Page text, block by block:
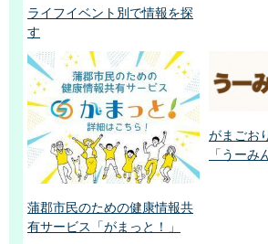
ライフイベント別で情報を探
す
蒲郡市民のための健康情報共
有サービス「がまっと！」
がまごお
「うーみ